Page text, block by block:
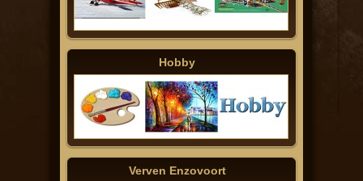
Hobby
Verven Enzovoort